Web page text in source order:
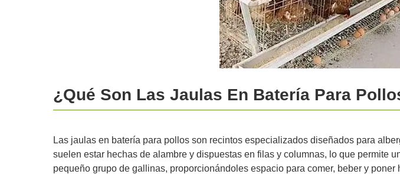
¿Qué Son Las Jaulas En Batería Para
Las jaulas en batería para pollos son recintos especializados diseñados para
suelen estar hechas de alambre y dispuestas en filas y columnas, lo que permite
pequeño grupo de gallinas, proporcionándoles espacio para comer, beber y poner